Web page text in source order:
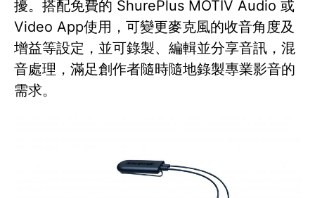
擾。搭配免費的 ShurePlus MOTIV Audio 或
Video App使用，可變更麥克風的收音角度及
增益等設定，並可錄製、編輯並分享音訊，混
音處理，滿足創作者隨時隨地錄製專業影音的
需求。